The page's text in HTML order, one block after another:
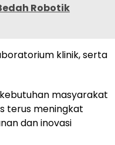
Robotik
klinik, serta
masyarakat
terus meningkat
dan inovasi